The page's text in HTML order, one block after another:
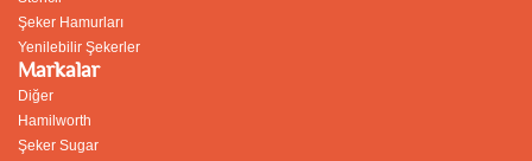
Şeker Hamurları
Yenilebilir Şekerler
Markalar
Diğer
Hamilworth
Şeker Sugar